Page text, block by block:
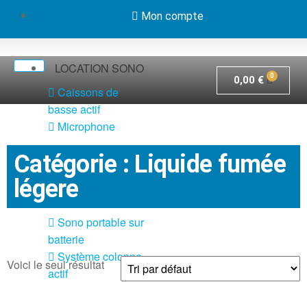
Mon compte
LOCATION SONO
Caissons de
basse actif
Microphone
Pack système
sono actif
Pieds et câbles
Sono portable sur
batterie
Système colonne
actif
0,00 €
Catégorie : Liquide fumée
légere
Voici le seul résultat